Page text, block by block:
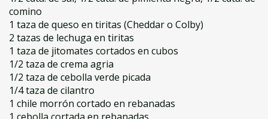
comino
1 taza de queso en tiritas (Cheddar o Colby)
2 tazas de lechuga en tiritas
1 taza de jitomates cortados en cubos
1/2 taza de crema agria
1/2 taza de cebolla verde picada
1/4 taza de cilantro
1 chile morrón cortado en rebanadas